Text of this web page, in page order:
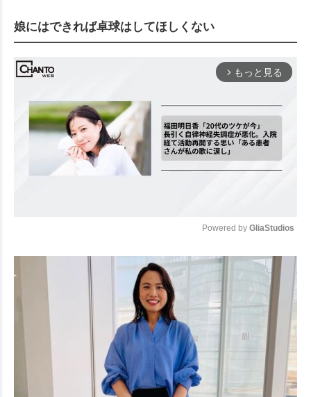
娘にはできれば卓球はしてほしくない
arrow_forward_ios もっと見る
Mute
Powered by GliaStudios